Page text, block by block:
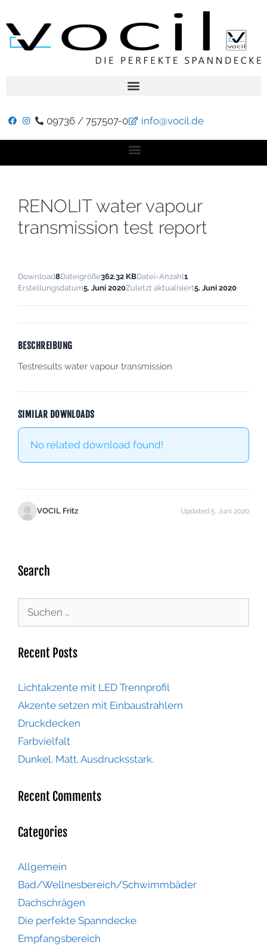
09736 / 757507-0 info@vocil.de
RENOLIT water vapour
transmission test report
Download8Dateigröße362.32 KBDatei-Anzahl1
Erstellungsdatum5. Juni 2020Zuletzt aktualisiert5. Juni 2020
BESCHREIBUNG
Testresults water vapour transmission
SIMILAR DOWNLOADS
No related download found!
VOCIL Fritz Updated 5. Juni 2020
Search
Recent Posts
Lichtakzente mit LED Trennprofil
Akzente setzen mit Einbaustrahlern
Druckdecken
Farbvielfalt
Dunkel. Matt. Ausdrucksstark.
Recent Comments
Categories
Allgemein
Bad/Wellnesbereich/Schwimmbäder
Dachschrägen
Die perfekte Spanndecke
Empfangsbereich